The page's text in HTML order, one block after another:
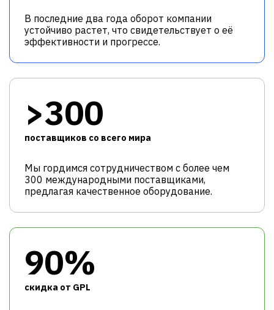
В последние два года оборот компании
устойчиво растет, что свидетельствует о её
эффективности и прогрессе.
>300
поставщиков со всего мира
Мы гордимся сотрудничеством с более чем
300 международными поставщиками,
предлагая качественное оборудование.
90%
cкидка от GPL